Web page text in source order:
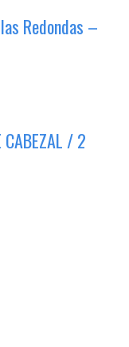
Redondas –
CABEZAL / 2